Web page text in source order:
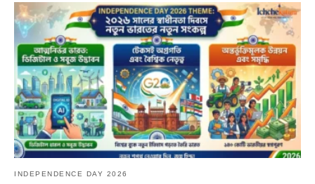
INDEPENDENCE DAY 2026